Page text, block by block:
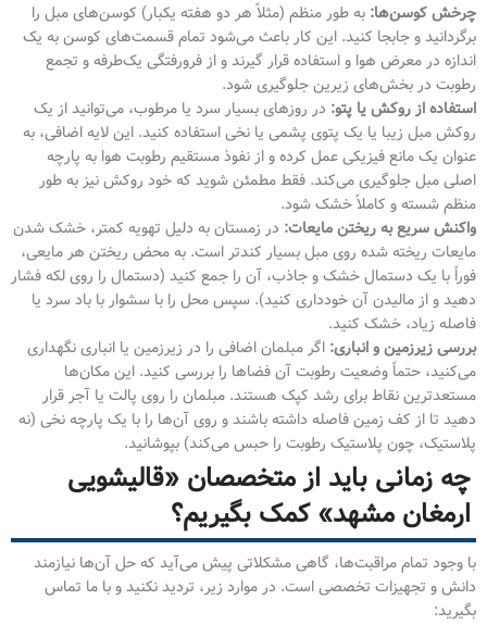
چرخش کوسن‌ها: به طور منظم (مثلاً هر دو هفته یکبار) کوسن‌های مبل را
برگردانید و جابجا کنید. این کار باعث می‌شود تمام قسمت‌های کوسن به یک
اندازه در معرض هوا و استفاده قرار گیرند و از فرورفتگی یک‌طرفه و تجمع
رطوبت در بخش‌های زیرین جلوگیری شود.
استفاده از روکش یا پتو: در روزهای بسیار سرد یا مرطوب، می‌توانید از یک
روکش مبل زیبا یا یک پتوی پشمی یا نخی استفاده کنید. این لایه اضافی، به
عنوان یک مانع فیزیکی عمل کرده و از نفوذ مستقیم رطوبت هوا به پارچه
اصلی مبل جلوگیری می‌کند. فقط مطمئن شوید که خود روکش نیز به طور
منظم شسته و کاملاً خشک شود.
واکنش سریع به ریختن مایعات: در زمستان به دلیل تهویه کمتر، خشک شدن
مایعات ریخته شده روی مبل بسیار کندتر است. به محض ریختن هر مایعی،
فوراً با یک دستمال خشک و جاذب، آن را جمع کنید (دستمال را روی لکه فشار
دهید و از مالیدن آن خودداری کنید). سپس محل را با سشوار با باد سرد یا
فاصله زیاد، خشک کنید.
بررسی زیرزمین و انباری: اگر مبلمان اضافی را در زیرزمین یا انباری نگهداری
می‌کنید، حتماً وضعیت رطوبت آن فضاها را بررسی کنید. این مکان‌ها
مستعدترین نقاط برای رشد کپک هستند. مبلمان را روی پالت یا آجر قرار
دهید تا از کف زمین فاصله داشته باشند و روی آن‌ها را با یک پارچه نخی (نه
پلاستیک، چون پلاستیک رطوبت را حبس می‌کند) بپوشانید.
چه زمانی باید از متخصصان «قالیشویی
ارمغان مشهد» کمک بگیریم؟
با وجود تمام مراقبت‌ها، گاهی مشکلاتی پیش می‌آید که حل آن‌ها نیازمند
دانش و تجهیزات تخصصی است. در موارد زیر، تردید نکنید و با ما تماس
بگیرید: